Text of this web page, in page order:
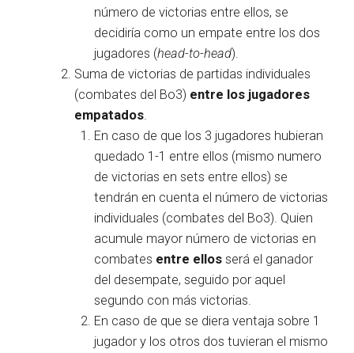
número de victorias entre ellos, se
decidiría como un empate entre los dos
jugadores (head-to-head).
Suma de victorias de partidas individuales
(combates del Bo3) entre los jugadores
empatados
En caso de que los 3 jugadores hubieran
quedado 1-1 entre ellos (mismo numero
de victorias en sets entre ellos) se
tendrán en cuenta el número de victorias
individuales (combates del Bo3). Quien
acumule mayor número de victorias en
combates entre ellos será el ganador
del desempate, seguido por aquel
segundo con más victorias.
En caso de que se diera ventaja sobre 1
jugador y los otros dos tuvieran el mismo